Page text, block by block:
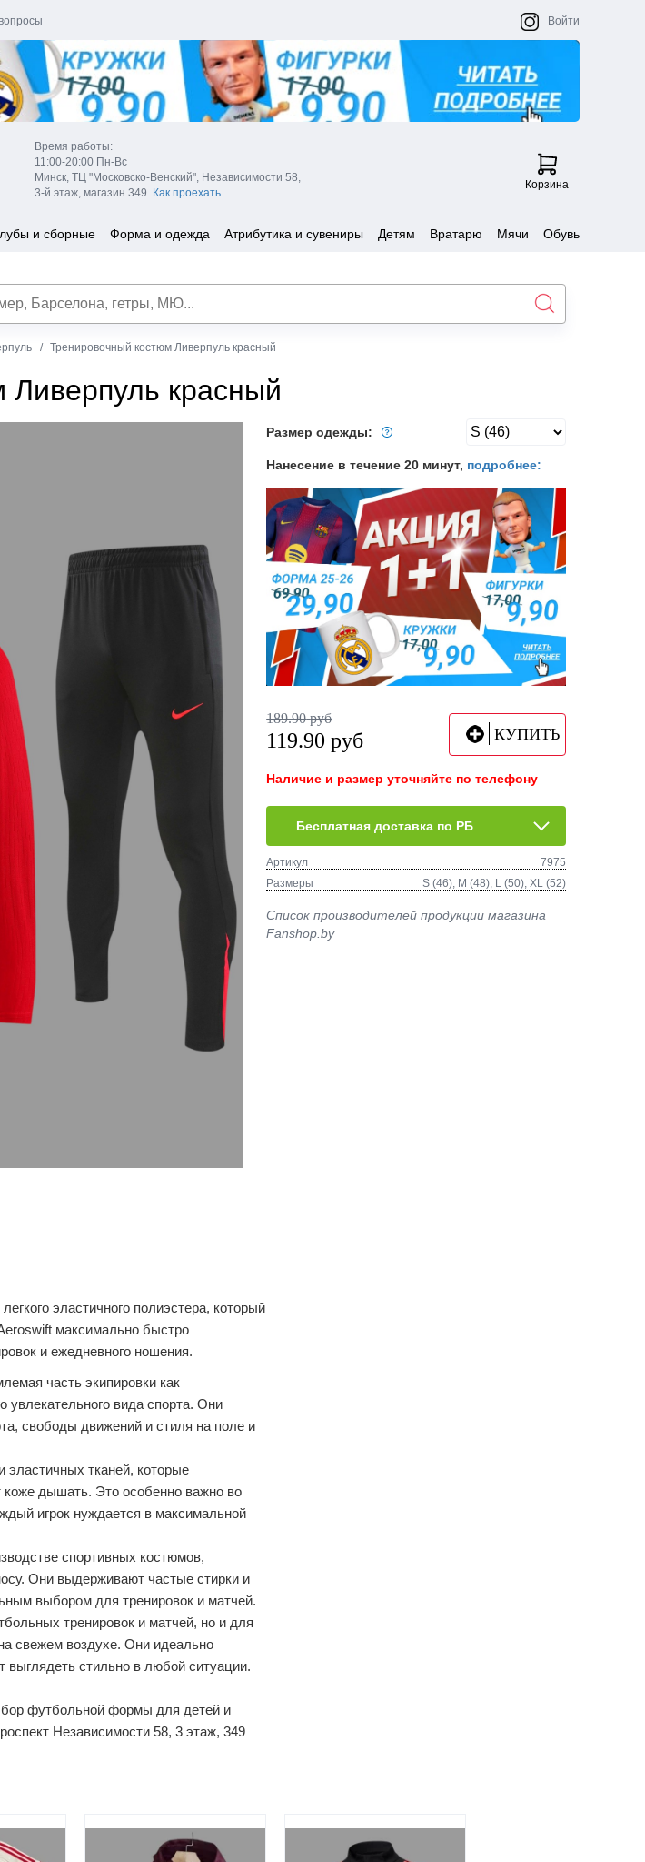
Войти
Время работы:
11:00-20:00 Пн-Вс
Минск, ТЦ "Московско-Венский", Независимости 58,
3-й этаж, магазин 349. Как проехать
Корзина
и сборные Форма и одежда Атрибутика и сувениры Детям Вратарю Мячи Обувь
Тренировочный костюм Ливерпуль красный
красный
эластичного полиэстера, который
максимально быстро
и ежедневного ношения.
часть экипировки как
увлекательного вида спорта. Они
свободы движений и стиля на поле и
эластичных тканей, которые
дышать. Это особенно важно во
игрок нуждается в максимальной
спортивных костюмов,
Они выдерживают частые стирки и
выбором для тренировок и матчей.
тренировок и матчей, но и для
свежем воздухе. Они идеально
выглядеть стильно в любой ситуации.
футбольной формы для детей и
Независимости 58, 3 этаж, 349
Размер одежды:
Нанесение в течение 20 минут, подробнее:
189.90 руб
119.90 руб КУПИТЬ
Наличие и размер уточняйте по телефону
Бесплатная доставка по РБ
Артикул
7975
Размеры
S (46), M (48), L (50), XL (52)
Список производителей продукции магазина
Fanshop.by